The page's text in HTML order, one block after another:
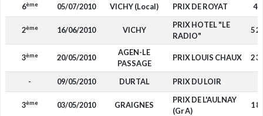
6ème 05/07/2010 VICHY (Local) PRIX DE ROYAT
2ème 16/06/2010 VICHY
PRIX HOTEL "LE
RADIO"
5
3ème 20/05/2010
AGEN-LE
PASSAGE
PRIX LOUIS CHAUX 2
- 09/05/2010 DURTAL PRIX DU LOIR
3ème 03/05/2010 GRAIGNES
PRIX DE L'AULNAY
(Gr A)
1